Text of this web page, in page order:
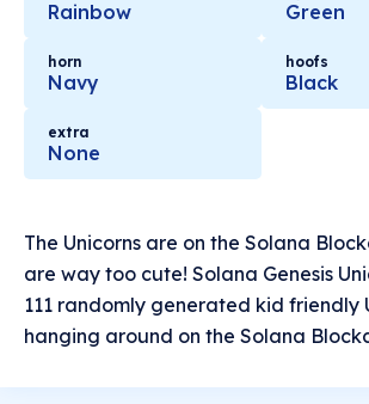
Rainbow Green
horn
Navy
hoofs
Black
extra
None
The Unicorns are on the Solana
are way too cute! Solana Genesis
111 randomly generated kid friendly
hanging around on the Solana